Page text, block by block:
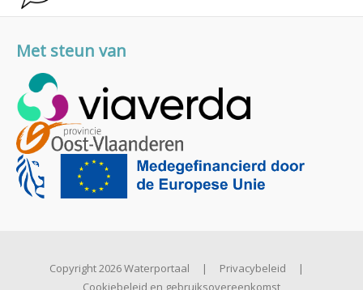
Met steun van
Copyright 2026 Waterportaal | Privacybeleid
|
Cookiebeleid en gebruiksovereenkomst